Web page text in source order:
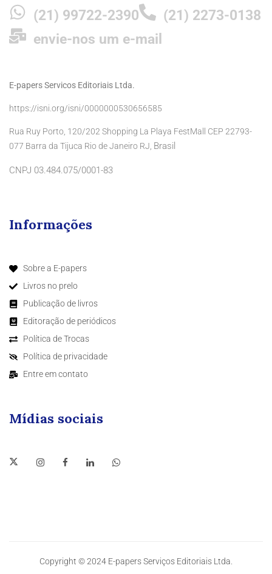
(21) 99722-2390
(21) 2273-0138
envie-nos um e-mail
E-papers Servicos Editoriais Ltda.
https://isni.org/isni/0000000530656585
Rua Ruy Porto, 120/202 Shopping La Playa FestMall CEP 22793-
077 Barra da Tijuca Rio de Janeiro RJ, Brasil
CNPJ 03.484.075/0001-83
Informações
Sobre a E-papers
Livros no prelo
Publicação de livros
Editoração de periódicos
Política de Trocas
Política de privacidade
Entre em contato
Mídias sociais
Copyright © 2024 E-papers Serviços Editoriais Ltda.